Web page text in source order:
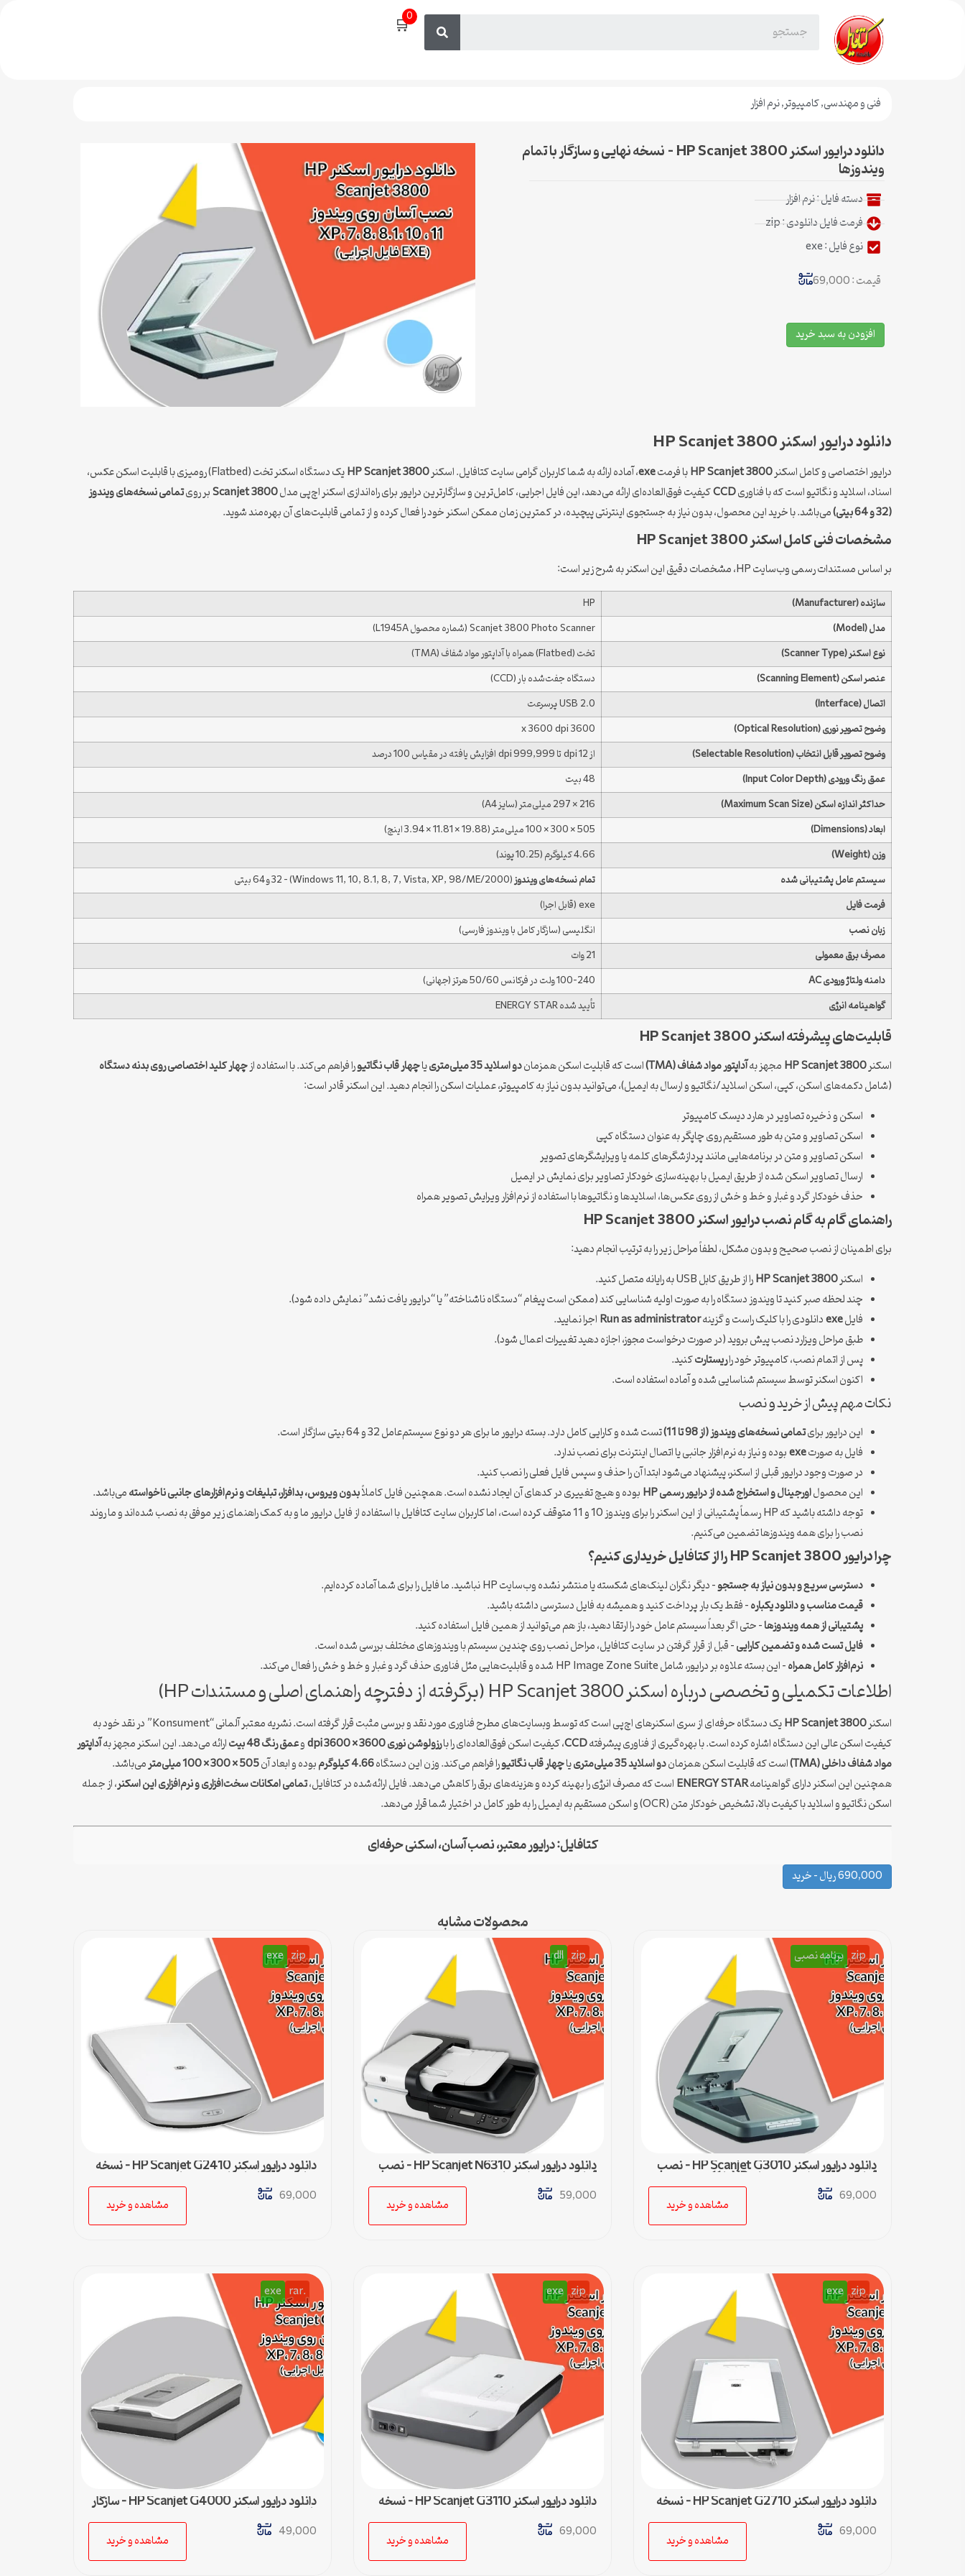
🛒0
فنی و مهندسی,کامپیوتر,نرم افزار
دانلود درایور اسکنر HP Scanjet 3800 – نسخه نهایی و سازگار با تمام
ویندوزها
دسته فایل :نرم افزار
فرمت فایل دانلودی : zip
نوع فایل : exe
قیمت : 69,000
افزودن به سبد خرید
دانلود درایور اسکنر HP Scanjet 3800
درایور اختصاصی و کامل اسکنرHP Scanjet 3800با فرمتexe، آماده ارائه به شما کاربران گرامی سایت کتافایل. اسکنرHP Scanjet 3800
یک دستگاه اسکنر تخت (Flatbed) رومیزی با قابلیت اسکن عکس،
اسناد، اسلاید و نگاتیو است که با فناوریCCDکیفیت فوق‌العاده‌ای ارائه می‌دهد، این فایل اجرایی، کامل‌ترین و سازگارترین درایور برای راه‌اندازی اسکنر اچ‌پی مدلScanjet 3800بر رویتمامی نسخه‌های ویندوز
(32 و 64 بیتی)
می‌باشد. با خرید این محصول، بدون نیاز به جستجوی اینترنتی پیچیده، در کمترین زمان ممکن اسکنر خود را فعال کرده و از تمامی قابلیت‌های آن بهره‌مند شوید.
مشخصات فنی کامل اسکنر HP Scanjet 3800
بر اساس مستندات رسمی وب‌سایت HP، مشخصات دقیق این اسکنر به شرح زیر است:
سازنده (Manufacturer)
HP
مدل (Model)
Scanjet 3800 Photo Scanner (شماره محصول L1945A)
نوع اسکنر (Scanner Type)
تخت (Flatbed) همراه با آداپتور مواد شفاف (TMA)
عنصر اسکن (Scanning Element)
دستگاه جفت‌شده بار (CCD)
اتصال (Interface)
USB 2.0 پرسرعت
وضوح تصویر نوری (Optical Resolution)
3600 x 3600 dpi
وضوح تصویر قابل انتخاب (Selectable Resolution)
از 12 dpi تا 999,999 dpi افزایش یافته در مقیاس 100 درصد
عمق رنگ ورودی (Input Color Depth)
48 بیت
حداکثر اندازه اسکن (Maximum Scan Size)
216 × 297 میلی‌متر (سایز A4)
ابعاد (Dimensions)
505 × 300 × 100 میلی‌متر (19.88 × 11.81 × 3.94 اینچ)
وزن (Weight)
4.66 کیلوگرم (10.25 پوند)
سیستم عامل پشتیبانی شده
تمام نسخه‌های ویندوز (Windows 11, 10, 8.1, 8, 7, Vista, XP, 98/ME/2000) – 32 و 64 بیتی
فرمت فایل
exe (قابل اجرا)
زبان نصب
انگلیسی (سازگار کامل با ویندوز فارسی)
مصرف برق معمولی
21 وات
دامنه ولتاژ ورودی AC
100-240 ولت در فرکانس 50/60 هرتز (جهانی)
گواهینامه انرژی
تأیید شده ENERGY STAR
قابلیت‌های پیشرفته اسکنر HP Scanjet 3800
اسکنرHP Scanjet 3800 مجهز بهآداپتور مواد شفاف (TMA) است که قابلیت اسکن همزماندو اسلاید 35 میلی‌متری یاچهار قاب نگاتیورا فراهم می‌کند. با استفاده ازچهار کلید اختصاصی روی بدنه دستگاه
(شامل دکمه‌های اسکن، کپی، اسکن اسلاید/نگاتیو و ارسال به ایمیل)، می‌توانید بدون نیاز به کامپیوتر، عملیات اسکن را انجام دهید. این اسکنر قادر است:
اسکن و ذخیره تصاویر در هارد دیسک کامپیوتر
اسکن تصاویر و متن به طور مستقیم روی چاپگر به عنوان دستگاه کپی
اسکن تصاویر و متن در برنامه‌هایی مانند پردازشگرهای کلمه یا ویرایشگرهای تصویر
ارسال تصاویر اسکن شده از طریق ایمیل با بهینه‌سازی خودکار تصاویر برای نمایش در ایمیل
حذف خودکار گرد و غبار و خط و خش از روی عکس‌ها، اسلایدها و نگاتیوها با استفاده از نرم‌افزار ویرایش تصویر همراه
راهنمای گام به گام نصب درایور اسکنر HP Scanjet 3800
برای اطمینان از نصب صحیح و بدون مشکل، لطفاً مراحل زیر را به ترتیب انجام دهید:
اسکنرHP Scanjet 3800را از طریق کابل USB به رایانه متصل کنید.
چند لحظه صبر کنید تا ویندوز دستگاه را به صورت اولیه شناسایی کند (ممکن است پیغام “دستگاه ناشناخته” یا “درایور یافت نشد” نمایش داده شود).
فایلexeدانلودی را با کلیک راست و گزینهRun as administrator اجرا نمایید.
طبق مراحل ویزارد نصب پیش بروید (در صورت درخواست مجوز، اجازه دهید تغییرات اعمال شود).
پس از اتمام نصب، کامپیوتر خود راریستارتکنید.
اکنون اسکنر توسط سیستم شناسایی شده و آماده استفاده است.
نکات مهم پیش از خرید و نصب
این درایور برایتمامی نسخه‌های ویندوز (از 98 تا 11)
تست شده و کارایی کامل دارد. بسته درایور ما برای هر دو نوع سیستم‌عامل 32 و 64 بیتی سازگار است.
فایل به صورتexeبوده و نیاز به نرم‌افزار جانبی یا اتصال اینترنت برای نصب ندارد.
در صورت وجود درایور قبلی از اسکنر، پیشنهاد می‌شود ابتدا آن را حذف و سپس فایل فعلی را نصب کنید.
این محصولاورجینال و استخراج شده از درایور رسمی HP بوده و هیچ تغییری در کدهای آن ایجاد نشده است. همچنین فایل کاملاًبدون ویروس، بدافزار، تبلیغات و نرم‌افزارهای جانبی ناخواستهمی‌باشد.
توجه داشته باشید که HP رسماً پشتیبانی از این اسکنر را برای ویندوز 10 و 11 متوقف کرده است، اما کاربران سایت کتافایل با استفاده از فایل درایور ما و به کمک راهنمای زیر موفق به نصب شده‌اند و ما روند
نصب را برای همه ویندوزها تضمین می‌کنیم.
چرا درایور HP Scanjet 3800 را از کتافایل خریداری کنیم؟
دسترسی سریع و بدون نیاز به جستجو– دیگر نگران لینک‌های شکسته یا منتشر نشده وب‌سایت HP نباشید. ما فایل را برای شما آماده کرده‌ایم.
قیمت مناسب و دانلود یکباره– فقط یک بار پرداخت کنید و همیشه به فایل دسترسی داشته باشید.
پشتیبانی از همه ویندوزها– حتی اگر بعداً سیستم عامل خود را ارتقا دهید، باز هم می‌توانید از همین فایل استفاده کنید.
فایل تست شده و تضمین کارایی– قبل از قرار گرفتن در سایت کتافایل، مراحل نصب روی چندین سیستم با ویندوزهای مختلف بررسی شده است.
نرم‌افزار کامل همراه– این بسته علاوه بر درایور، شامل HP Image Zone Suite شده و قابلیت‌هایی مثل فناوری حذف گرد و غبار و خط و خش را فعال می‌کند.
اطلاعات تکمیلی و تخصصی درباره اسکنر HP Scanjet 3800 (برگرفته از دفترچه راهنمای اصلی و مستندات HP)
اسکنرHP Scanjet 3800
یک دستگاه حرفه‌ای از سری اسکنرهای اچ‌پی است که توسط وبسایت‌های مطرح فناوری مورد نقد و بررسی مثبت قرار گرفته است. نشریه معتبر آلمانی “Konsument” در نقد خود به
کیفیت اسکن عالی این دستگاه اشاره کرده است. با بهره‌گیری از فناوری پیشرفتهCCD، کیفیت اسکن فوق‌العاده‌ای را بارزولوشن نوری 3600 × 3600 dpi وعمق رنگ 48 بیت ارائه می‌دهد. این اسکنر مجهز بهآداپتور
مواد شفاف داخلی (TMA)
است که قابلیت اسکن همزماندو اسلاید 35 میلی‌متری یاچهار قاب نگاتیورا فراهم می‌کند. وزن این دستگاه4.66 کیلوگرم بوده و ابعاد آن505 × 300 × 100 میلی‌متر
می‌باشد.
همچنین این اسکنر دارای گواهینامهENERGY STAR است که مصرف انرژی را بهینه کرده و هزینه‌های برق را کاهش می‌دهد. فایل ارائه‌شده در کتافایل،تمامی امکانات سخت‌افزاری و نرم‌افزاری این اسکنر، از جمله
اسکن نگاتیو و اسلاید با کیفیت بالا، تشخیص خودکار متن (OCR) و اسکن مستقیم به ایمیل را به طور کامل در اختیار شما قرار می‌دهد.
کتافایل: درایور معتبر، نصب آسان، اسکنی حرفه‌ای
690,000 ریال – خرید
محصولات مشابه
zip برنامه نصبی
دانلود درایور اسکنر HP Scanjet G3010 – نصب
آسان و سریع برای ویندوزهای XP تا 11
69,000
مشاهده و خرید
zip
dll
دانلود درایور اسکنر HP Scanjet N6310 – نصب
آسان و سریع برای تمامی ویندوزها
59,000
مشاهده و خرید
zip
exe
دانلود درایور اسکنر HP Scanjet G2410 – نسخه
نهایی و سازگار با تمام ویندوزها
69,000
مشاهده و خرید
zip
exe
دانلود درایور اسکنر HP Scanjet G2710 – نسخه
نهایی سازگار با تمام ویندوزها
69,000
مشاهده و خرید
zip
exe
دانلود درایور اسکنر HP Scanjet G3110 – نسخه
نهایی سازگار با تمام ویندوزها
69,000
مشاهده و خرید
.rar
exe
دانلود درایور اسکنر HP Scanjet G4000 – سازگار
با تمام نسخه‌های ویندوز
49,000
مشاهده و خرید